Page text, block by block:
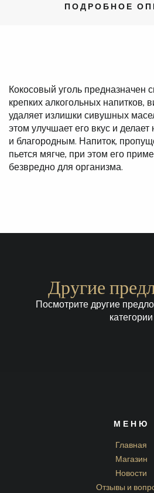
ПОДРОБНОЕ
Кокосовый уголь предназначен
крепких алкогольных напитков,
удаляет излишки сивушных
этом улучшает его вкус и
и благородным. Напиток,
пьется мягче, при этом его
безвредно для организма.
Другие
Посмотрите другие
категории
МЕНЮ
Главная
Магазин
Новости
Отзывы и